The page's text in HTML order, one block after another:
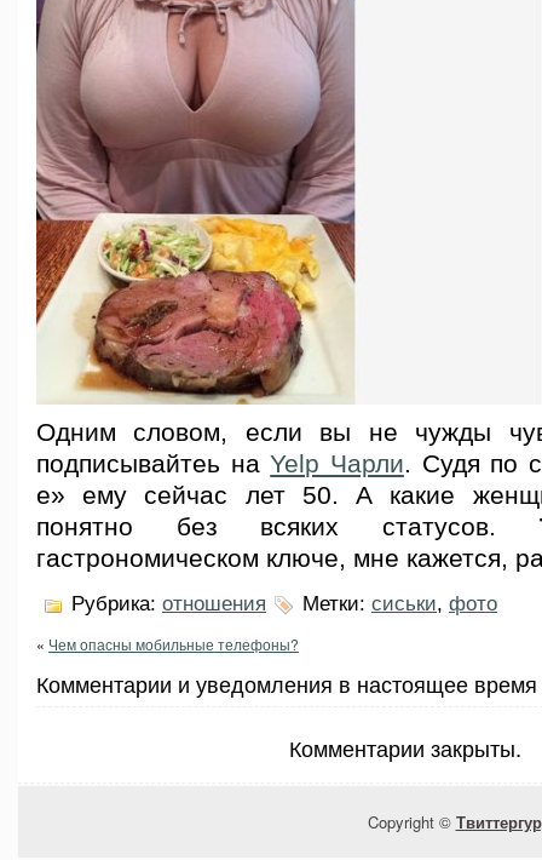
Одним словом, если вы не чужды
подписывайтеь наYelp Чарли. Судя по
е» ему сейчас лет 50. А какие
понятно без всяких статусов.
гастрономическом ключе, мне кажется,
Рубрика: отношения Метки: сиськи, фото
« Чем опасны мобильные телефоны?
Комментарии и уведомления в настоящее
Комментарии закрыты.
Copyright ©